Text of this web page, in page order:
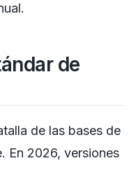
de
de las bases de
En 2026, versiones